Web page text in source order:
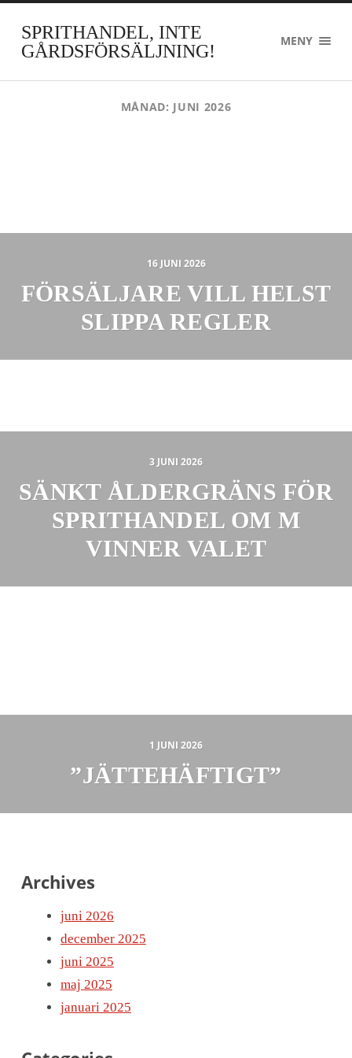
SPRITHANDEL, INTE
GÅRDSFÖRSÄLJNING!
MENY
MÅNAD: JUNI 2026
16 JUNI 2026
FÖRSÄLJARE VILL HELST
SLIPPA REGLER
3 JUNI 2026
SÄNKT ÅLDERGRÄNS FÖR
SPRITHANDEL OM M
VINNER VALET
1 JUNI 2026
”JÄTTEHÄFTIGT”
Archives
juni 2026
december 2025
juni 2025
maj 2025
januari 2025